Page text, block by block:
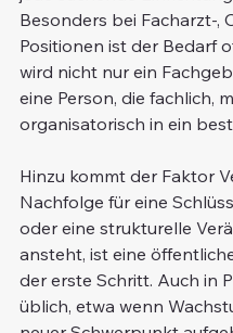
Besonders bei Facharzt-,
Positionen ist der Bedarf
wird nicht nur ein
eine Person, die fachlich,
organisatorisch in ein
Hinzu kommt der Faktor
Nachfolge für eine
oder eine strukturelle
ansteht, ist eine
der erste Schritt. Auch in
üblich, etwa wenn